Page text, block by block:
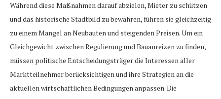
Während diese Maßnahmen darauf abzielen, Mieter zu schützen
und das historische Stadtbild zu bewahren, führen sie gleichzeitig
zu einem Mangel an Neubauten und steigenden Preisen. Um ein
Gleichgewicht zwischen Regulierung und Bauanreizen zu finden,
müssen politische Entscheidungsträger die Interessen aller
Marktteilnehmer berücksichtigen und ihre Strategien an die
aktuellen wirtschaftlichen Bedingungen anpassen. Die